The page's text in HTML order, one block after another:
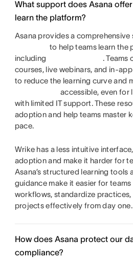
What support does Asana
learn the platform?
Asana provides a comprehensive
to help teams learn the
including
. Teams
courses, live webinars, and in-
to reduce the learning curve and
accessible, even for
with limited IT support. These
adoption and help teams master
pace.
Wrike has a less intuitive
adoption and make it harder for
Asana’s structured learning
guidance make it easier for
workflows, standardize practices,
projects effectively from day one.
How does Asana protect our
compliance?